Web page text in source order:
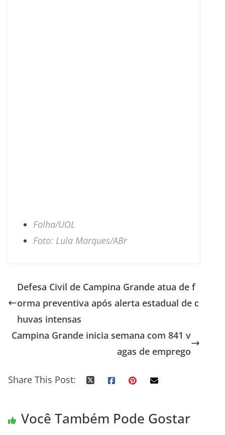
Folha/UOL
Foto: Lula Marques/ABr
Defesa Civil de Campina Grande atua de f
orma preventiva após alerta estadual de c
huvas intensas
Campina Grande inicia semana com 841 v
agas de emprego
Share This Post:
Você Também Pode Gostar